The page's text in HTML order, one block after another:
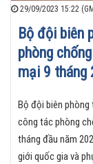
29/09/2023 15:22
Bộ đội biên
phòng
mại 9 tháng
Bộ đội biên
công tác phòng
tháng đầu năm
giới quốc gia và